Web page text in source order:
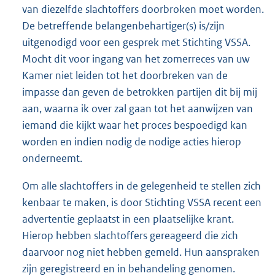
van diezelfde slachtoffers doorbroken moet worden.
De betreffende belangenbehartiger(s) is/zijn
uitgenodigd voor een gesprek met Stichting VSSA.
Mocht dit voor ingang van het zomerreces van uw
Kamer niet leiden tot het doorbreken van de
impasse dan geven de betrokken partijen dit bij mij
aan, waarna ik over zal gaan tot het aanwijzen van
iemand die kijkt waar het proces bespoedigd kan
worden en indien nodig de nodige acties hierop
onderneemt.
Om alle slachtoffers in de gelegenheid te stellen zich
kenbaar te maken, is door Stichting VSSA recent een
advertentie geplaatst in een plaatselijke krant.
Hierop hebben slachtoffers gereageerd die zich
daarvoor nog niet hebben gemeld. Hun aanspraken
zijn geregistreerd en in behandeling genomen.